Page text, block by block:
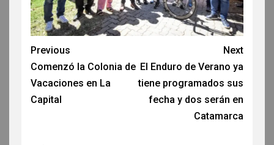
Previous
Comenzó la Colonia de
Vacaciones en La
Capital
Next
El Enduro de Verano ya
tiene programados sus
fecha y dos serán en
Catamarca